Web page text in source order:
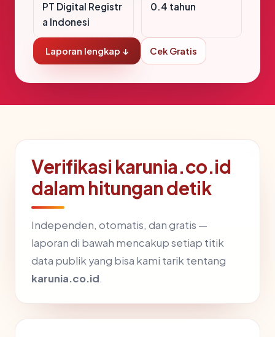
PT Digital Registr
a Indonesi
0.4 tahun
Laporan lengkap ↓ Cek Gratis
Verifikasi karunia.co.id
dalam hitungan detik
Independen, otomatis, dan gratis —
laporan di bawah mencakup setiap titik
data publik yang bisa kami tarik tentang
karunia.co.id.